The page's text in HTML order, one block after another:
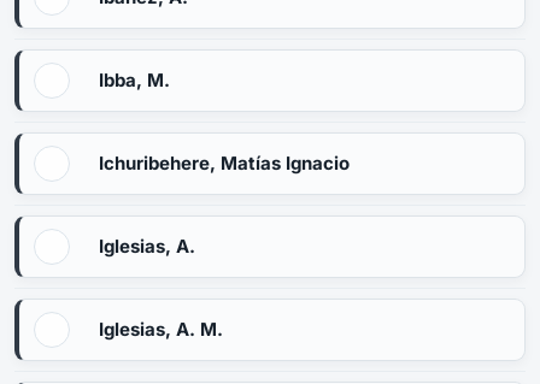
Ibba, M.
Ichuribehere, Matías Ignacio
Iglesias, A.
Iglesias, A. M.